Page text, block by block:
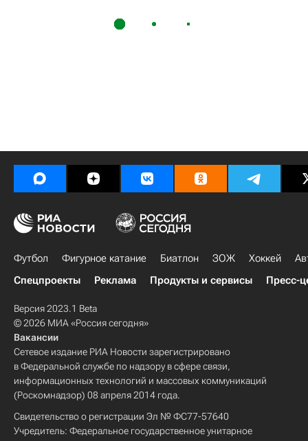
Футбол Фигурное катание Биатлон ЗОЖ Хоккей
Спецпроекты
Реклама Продукты и сервисы Пресс-
Версия 2023.1 Beta
© 2026 МИА «Россия сегодня»
Вакансии
Сетевое издание РИА Новости зарегистрировано
в Федеральной службе по надзору в сфере связи,
информационных технологий и массовых коммуникаций
(Роскомнадзор) 08 апреля 2014 года.
Свидетельство о регистрации Эл № ФС77-57640
Учредитель: Федеральное государственное унитарное